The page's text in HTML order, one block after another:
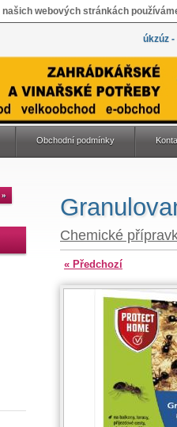
našich webových stránkách
úkzúz
Obchodní podmínky
Chemické
« Předchozí